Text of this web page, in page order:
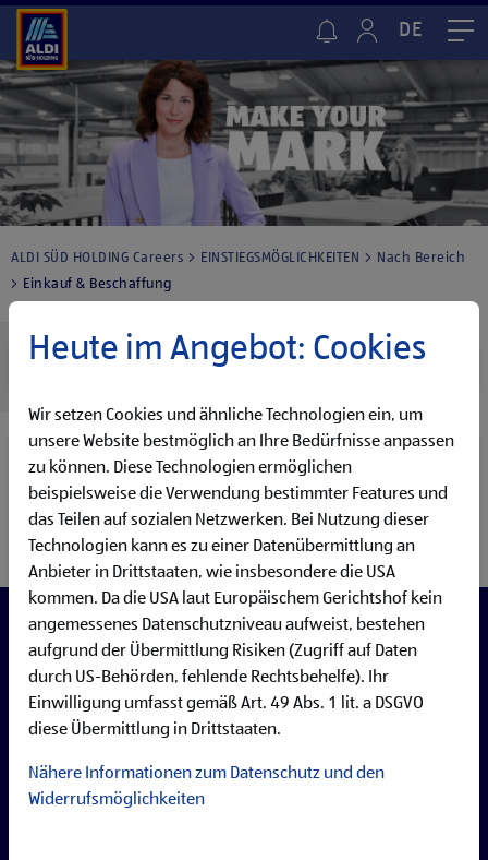
DE
ALDI SÜD HOLDING Careers EINSTIEGSMÖGLICHKEITEN
Nach Bereich
Einkauf & Beschaffung
EINKAUF & BESCHAFFUNG
Unsere Schwerpunkte liegen auf demEinkauf, der
Beschaffung und der Einkauf-Business Coordination
–
und unser Ziel ist simpel: Kostenvorteile an unsere
Kundinnen und Kunden weitergeben und unser eigenes
Tagesgeschäft möglichst effizient gestalten.
Der Einkauf
ist am Zug, wenn es umdie maximal kostengünstige
Beschaffung von Lebensmittelnund anderen Artikeln in
der für uns typischen,hohen Qualitätgeht.
Für die Deckung unseres Eigenbedarfs ist hingegen die
AbteilungBeschaffungzuständig: Der in Wien,
Österreich, ansässige Bereichkümmert sich um alles, das
zugleich auf eine Vereinheitlichung unserer
Anforderungen und Abläufe hin.
Heute im Angebot: Cookies
Wir setzen Cookies und ähnliche Technologien ein, um
unsere Website bestmöglich an Ihre Bedürfnisse anpassen
zu können. Diese Technologien ermöglichen
beispielsweise die Verwendung bestimmter Features und
das Teilen auf sozialen Netzwerken. Bei Nutzung dieser
Technologien kann es zu einer Datenübermittlung an
Anbieter in Drittstaaten, wie insbesondere die USA
kommen. Da die USA laut Europäischem Gerichtshof kein
angemessenes Datenschutzniveau aufweist, bestehen
aufgrund der Übermittlung Risiken (Zugriff auf Daten
durch US-Behörden, fehlende Rechtsbehelfe). Ihr
Einwilligung umfasst gemäß Art. 49 Abs. 1 lit. a DSGVO
diese Übermittlung in Drittstaaten.
Nähere Informationen zum Datenschutz und den
Widerrufsmöglichkeiten